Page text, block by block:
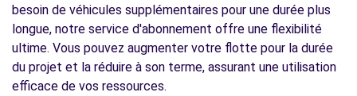
besoin de véhicules supplémentaires pour une durée plus
longue, notre service d'abonnement offre une flexibilité
ultime. Vous pouvez augmenter votre flotte pour la durée
du projet et la réduire à son terme, assurant une utilisation
efficace de vos ressources.